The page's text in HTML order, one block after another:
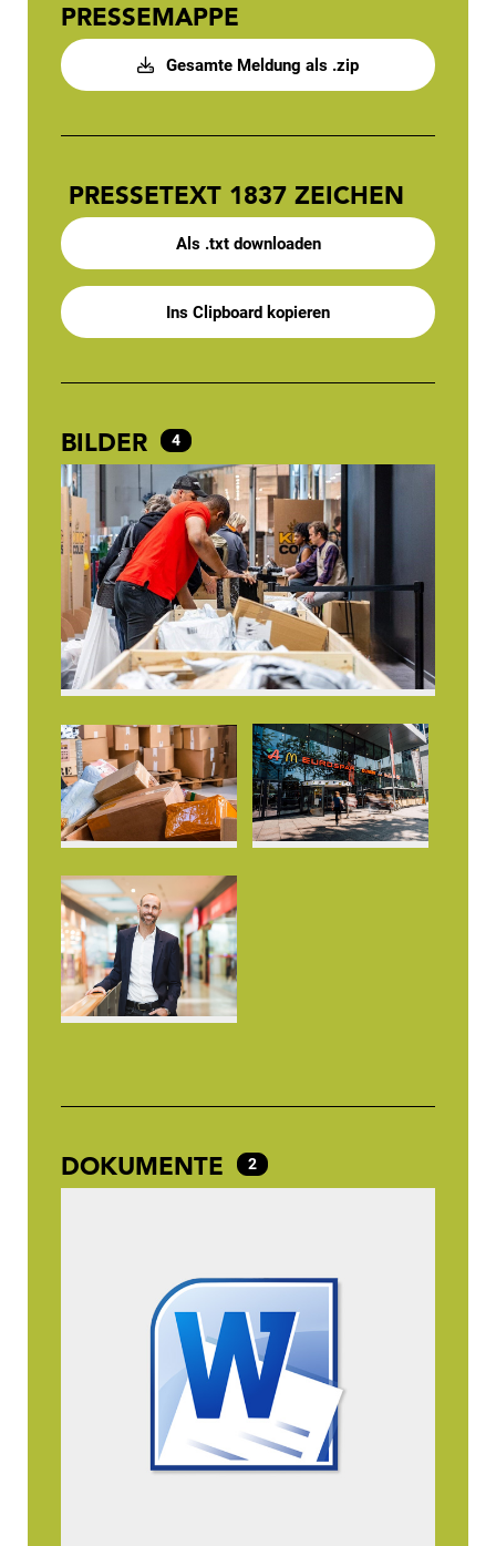
PRESSEMAPPE
Gesamte Meldung als .zip
PRESSETEXT 1837 ZEICHEN
Als .txt downloaden
Ins Clipboard kopieren
BILDER 4
DOKUMENTE 2